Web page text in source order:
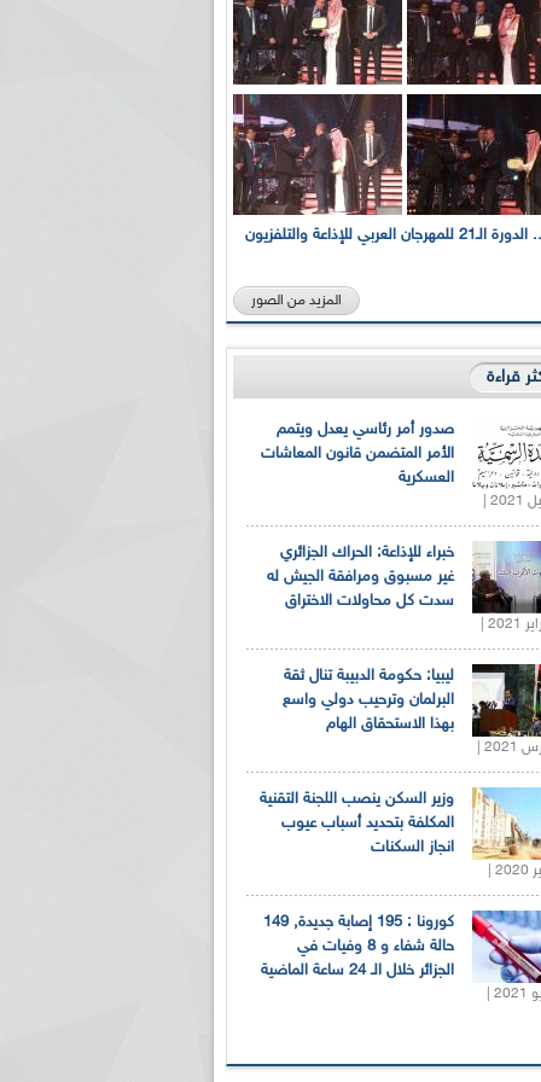
بالصور... الدورة الـ21 للمهرجان العربي للإذاعة والتلفزيون
المزيد من الصور
قراءة
صدور أمر رئاسي يعدل ويتمم
الأمر المتضمن قانون المعاشات
العسكرية
خبراء للإذاعة: الحراك الجزائري
غير مسبوق ومرافقة الجيش له
سدت كل محاولات الاختراق
ليبيا: حكومة الدبيبة تنال ثقة
البرلمان وترحيب دولي واسع
بهذا الاستحقاق الهام
وزير السكن ينصب اللجنة التقنية
المكلفة بتحديد أسباب عيوب
انجاز السكنات
كورونا : 195 إصابة جديدة, 149
حالة شفاء و 8 وفيات في
الجزائر خلال الـ 24 ساعة الماضية